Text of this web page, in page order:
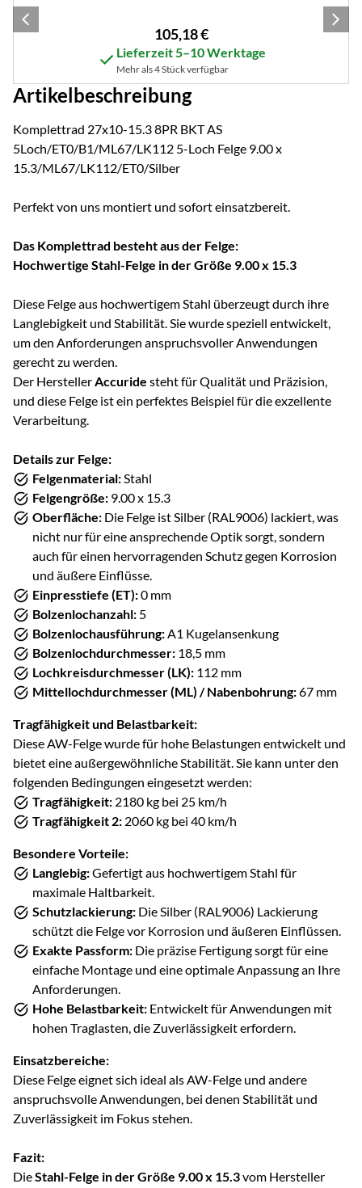
105,18€
Lieferzeit 5–10 Werktage
Mehr als 4 Stück verfügbar
Artikelbeschreibung
Komplettrad 27x10-15.3 8PR BKT AS
5Loch/ET0/B1/ML67/LK112 5-Loch Felge 9.00 x
15.3/ML67/LK112/ET0/Silber
Perfekt von uns montiert und sofort einsatzbereit.
Das Komplettrad besteht aus der Felge:
Hochwertige Stahl-Felge in der Größe 9.00 x 15.3
Diese Felge aus hochwertigem Stahl überzeugt durch ihre
Langlebigkeit und Stabilität. Sie wurde speziell entwickelt,
um den Anforderungen anspruchsvoller Anwendungen
gerecht zu werden.
Der HerstellerAccuride steht für Qualität und Präzision,
und diese Felge ist ein perfektes Beispiel für die exzellente
Verarbeitung.
Details zur Felge:
Felgenmaterial:Stahl
Felgengröße: 9.00 x 15.3
Oberfläche: Die Felge ist Silber (RAL9006) lackiert, was
nicht nur für eine ansprechende Optik sorgt, sondern
auch für einen hervorragenden Schutz gegen Korrosion
und äußere Einflüsse.
Einpresstiefe (ET):0 mm
Bolzenlochanzahl: 5
Bolzenlochausführung:A1 Kugelansenkung
Bolzenlochdurchmesser: 18,5 mm
Lochkreisdurchmesser (LK): 112 mm
Mittellochdurchmesser (ML) / Nabenbohrung:67 mm
Tragfähigkeit und Belastbarkeit:
Diese AW-Felge wurde für hohe Belastungen entwickelt und
bietet eine außergewöhnliche Stabilität. Sie kann unter den
folgenden Bedingungen eingesetzt werden:
Tragfähigkeit: 2180 kg bei 25 km/h
Tragfähigkeit 2: 2060 kg bei 40 km/h
Besondere Vorteile:
Langlebig:Gefertigt aus hochwertigem Stahl für
maximale Haltbarkeit.
Schutzlackierung: Die Silber (RAL9006) Lackierung
schützt die Felge vor Korrosion und äußeren Einflüssen.
Exakte Passform: Die präzise Fertigung sorgt für eine
einfache Montage und eine optimale Anpassung an Ihre
Anforderungen.
Hohe Belastbarkeit: Entwickelt für Anwendungen mit
hohen Traglasten, die Zuverlässigkeit erfordern.
Einsatzbereiche:
Diese Felge eignet sich ideal als AW-Felge und andere
anspruchsvolle Anwendungen, bei denen Stabilität und
Zuverlässigkeit im Fokus stehen.
Fazit:
DieStahl-Felge in der Größe 9.00 x 15.3vom Hersteller